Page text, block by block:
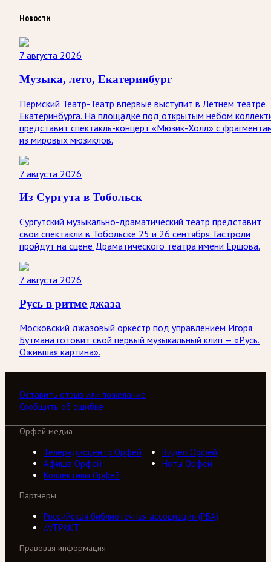
Новости
7 августа 2026
Музыка, лето, Екатеринбург
Пермский Театр-Театр впервые выступит в Летнем театре
Екатеринбурга. На площадке под открытым небом
представит спектакль-концерт «Мюзик-Холл» с
из мировых мюзиклов.
7 августа 2026
Из Сургута в Тобольск
Сургутский музыкально-драматический театр представит
свои спектакли в Тобольске 25 и 26 сентября. Гастроли
пройдут на сцене Драматического театра имени Ершова.
7 августа 2026
Русь в ритме джаза
Московский джазовый оркестр под управлением Игоря
Бутмана готовит свой первый музыкальный клип — «Русь.
Ожившая картина».
Оставить отзыв или пожелание
Сообщить об ошибке
Орфей медиа
Телерадиоцентр Орфей
Видео Орфей
Афиша Орфей
Ноты Орфей
Коллективы Орфей
Партнеры
Российская библиотечная ассоциация (РБА)
///ТРАКТ
Правовая информация